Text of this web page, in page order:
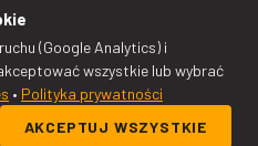
— Kodo Krzysztof Drapiewski.
zastrzeżone.
KontaktZadzwoń
(Google Analytics) i
wszystkie lub wybrać
• Polityka prywatności
AKCEPTUJ WSZYSTKIE